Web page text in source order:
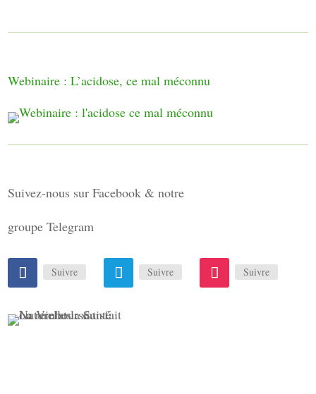
Webinaire : L’acidose, ce mal méconnu
Suivez-nous sur Facebook & notre
groupe Telegram
Suivre Suivre Suivre